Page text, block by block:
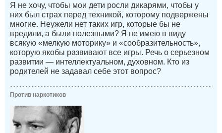
Я не хочу, чтобы мои дети росли дикарями, чтобы у
них был страх перед техникой, которому подвержены
многие. Неужели нет таких игр, которые бы не
вредили, а были полезными? Я не имею в виду
всякую «мелкую моторику» и «сообразительность»,
которую якобы развивают все игры. Речь о серьезном
развитии — интеллектуальном, духовном. Кто из
родителей не задавал себе этот вопрос?
Против наркотиков